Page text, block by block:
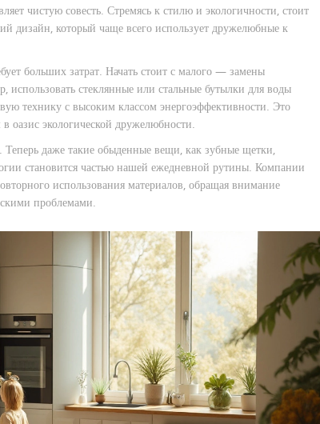
чистую совесть. Стремясь к стилю и экологичности, стоит
дизайн, который чаще всего использует дружелюбные к
больших затрат. Начать стоит с малого — замены
стеклянные или стальные бутылки для воды
технику с высоким классом энергоэффективности. Это
оазис экологической дружелюбности.
Теперь даже такие обыденные вещи, как зубные щетки,
становится частью нашей ежедневной рутины. Компании
использования материалов, обращая внимание
проблемами.